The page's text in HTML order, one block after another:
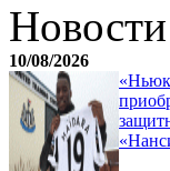
10/08/2026